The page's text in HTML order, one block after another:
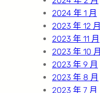
2024 年 1 月
2023 年 12 月
2023 年 11 月
2023 年 10 月
2023 年 9 月
2023 年 8 月
2023 年 7 月